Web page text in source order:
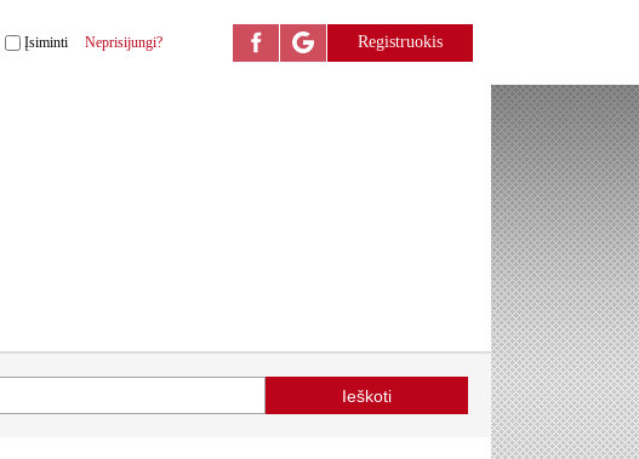
Įsiminti Neprisijungi? Registruokis